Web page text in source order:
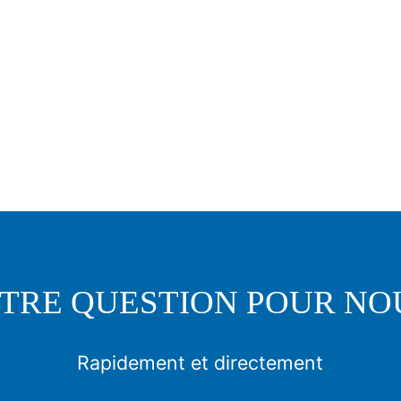
QUESTION POUR
Rapidement et directement